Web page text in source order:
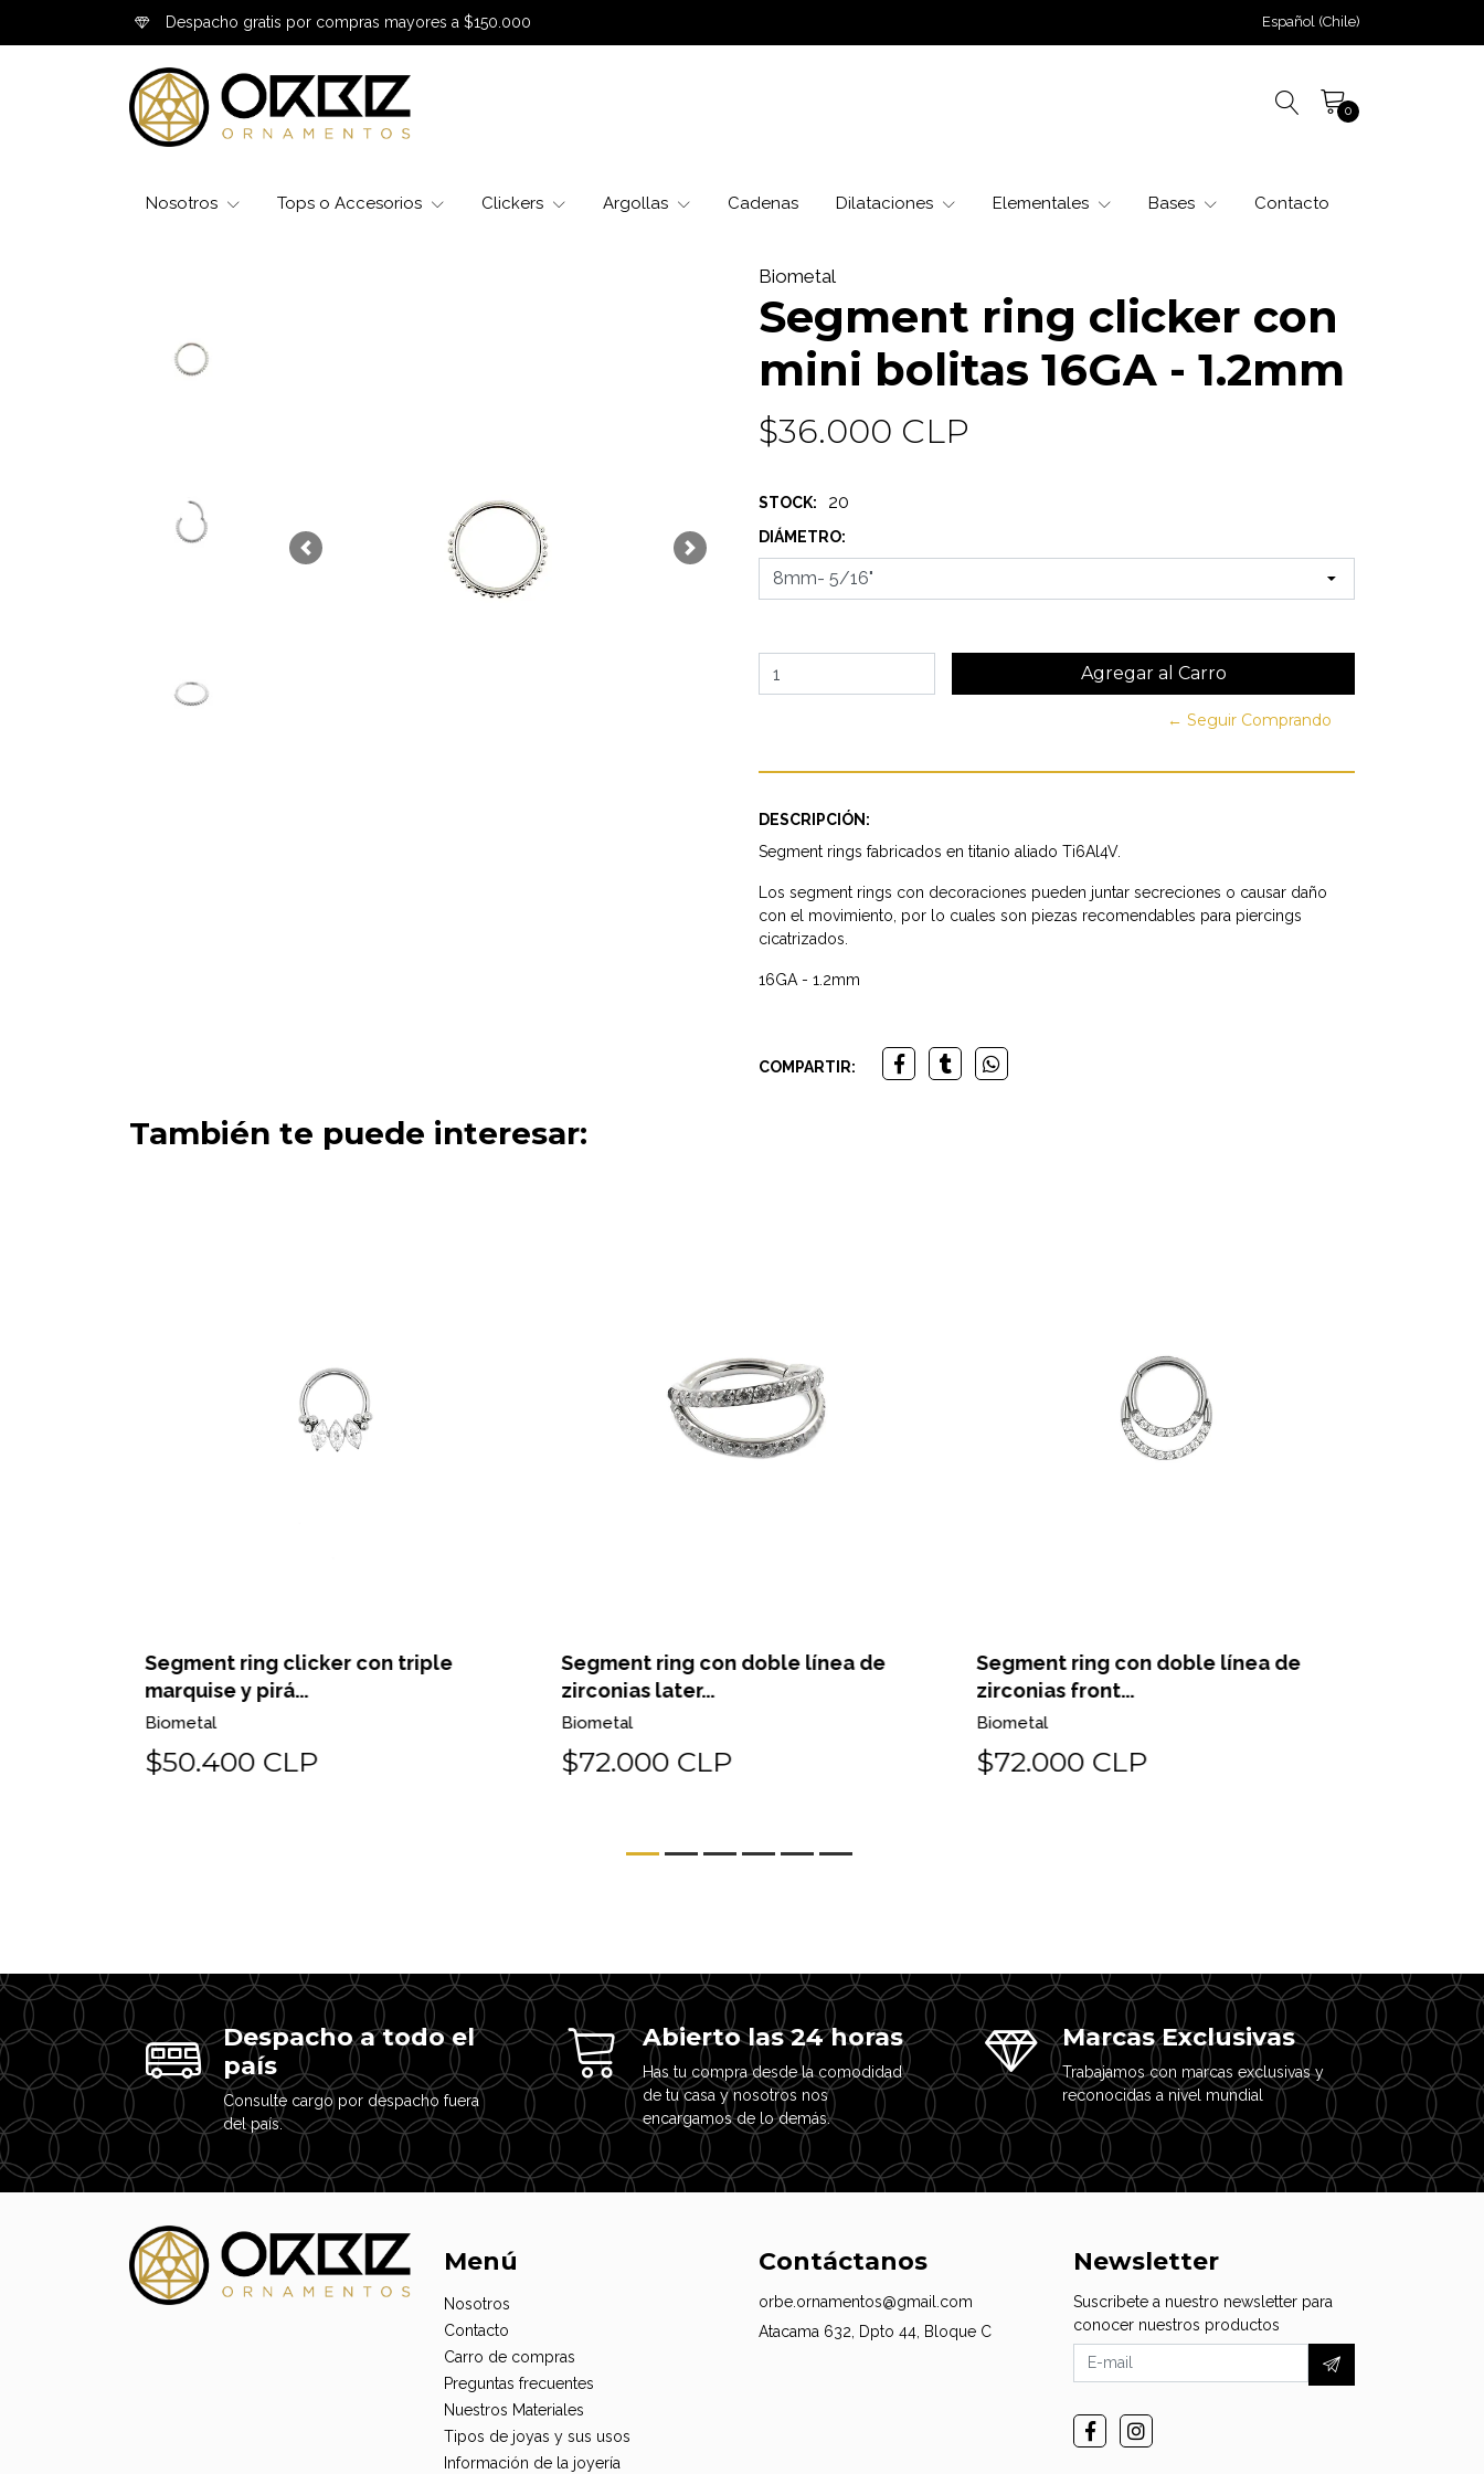
Despacho gratis por compras mayores a $150.000 Español (Chile)
0
Nosotros Tops o Accesorios Clickers Argollas Cadenas Dilataciones Elementales Bases Contacto
Previous Next
Biometal
Segment ring clicker con
mini bolitas 16GA - 1.2mm
$36.000 CLP
STOCK: 20
DIÁMETRO:
← Seguir Comprando
DESCRIPCIÓN:
Segment rings fabricados en titanio aliado Ti6Al4V.
Los segment rings con decoraciones pueden juntar secreciones o causar daño
con el movimiento, por lo cuales son piezas recomendables para piercings
cicatrizados.
16GA - 1.2mm
COMPARTIR:
También te puede interesar:
Segment ring clicker con triple
marquise y pirá...
Biometal
$50.400 CLP
Segment ring con doble línea de
zirconias later...
Biometal
$72.000 CLP
Segment ring con doble línea de
zirconias front...
Biometal
$72.000 CLP
Despacho a todo el
país
Consulte cargo por despacho fuera
del país.
Abierto las 24 horas
Has tu compra desde la comodidad
de tu casa y nosotros nos
encargamos de lo demás.
Marcas Exclusivas
Trabajamos con marcas exclusivas y
reconocidas a nivel mundial
Menú
Nosotros
Contacto
Carro de compras
Preguntas frecuentes
Nuestros Materiales
Tipos de joyas y sus usos
Información de la joyería
Contáctanos
orbe.ornamentos@gmail.com
Atacama 632, Dpto 44, Bloque C
Newsletter
Suscribete a nuestro newsletter para
conocer nuestros productos